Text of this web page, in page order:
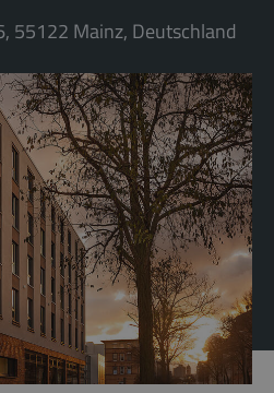
55122 Mainz, Deutschland